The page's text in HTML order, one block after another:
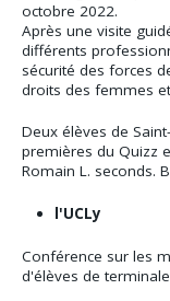
octobre 2022.
Après une visite
différents
sécurité des forces
droits des femmes
Deux élèves de
premières du Quizz
Romain L. seconds.
l'UCLy
Conférence sur les
d'élèves de